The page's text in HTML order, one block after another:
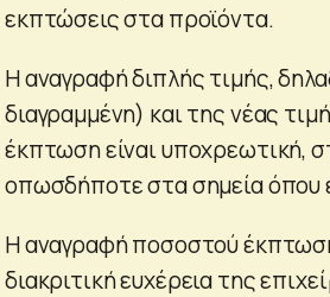
εκπτώσεις στα προϊόντα.
Η αναγραφή διπλής τιμής,
διαγραμμένη) και της νέας
έκπτωση είναι υποχρεωτική,
οπωσδήποτε στα σημεία όπου
Η αναγραφή ποσοστού
διακριτική ευχέρεια της